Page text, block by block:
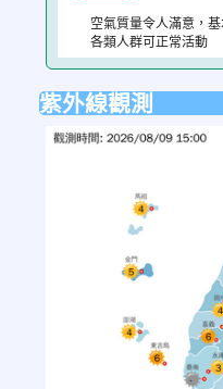
空氣質量令人滿意，
各類人群可正常活動
紫外線觀測